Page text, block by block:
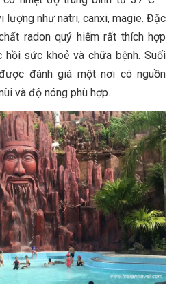
lượng như natri, canxi, magie. Đặc
radon quý hiếm rất thích hợp
hồi sức khoẻ và chữa bệnh. Suối
đánh giá một nơi có nguồn
và độ nóng phù hợp.